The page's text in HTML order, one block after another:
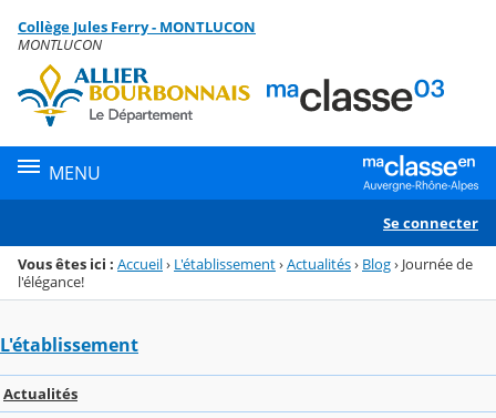
Menu de la rubrique
Contenu
Collège Jules Ferry - MONTLUCON
MONTLUCON
MENU
Se connecter
Vous êtes ici : Accueil› L'établissement›Actualités› Blog› Journée de
l'élégance!
L'établissement
Actualités